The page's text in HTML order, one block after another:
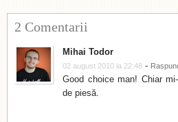
2 Comentarii
Mihai Todor
02 august 2010 la 22:48 -
Good choice man! Chiar
de piesă.